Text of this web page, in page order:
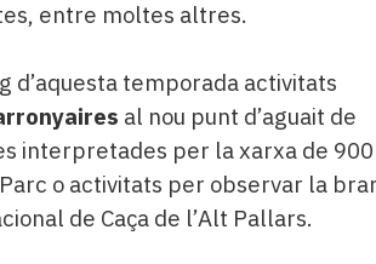
entre moltes altres.
d’aquesta temporada activitats
al nou punt d’aguait de
interpretades per la xarxa de 900
o activitats per observar la
de Caça de l’Alt Pallars.